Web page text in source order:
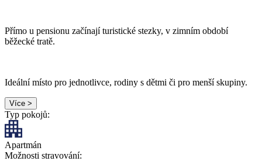
Přímo u pensionu začínají turistické stezky, v zimním období
běžecké tratě.
Ideální místo pro jednotlivce, rodiny s dětmi či pro menší skupiny.
Více >
Typ pokojů:
Apartmán
Možnosti stravování: